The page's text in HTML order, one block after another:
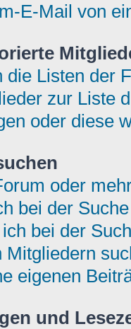
E-Mail von
die Listen der
zur Liste
oder diese
oder
bei der
bei der
eigenen
und